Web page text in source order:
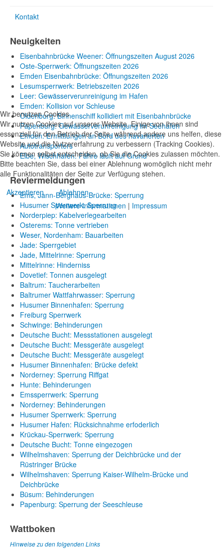
Kontakt
Neuigkeiten
Eisenbahnbrücke Weener: Öffnungszeiten August 2026
Oste-Sperrwerk: Öffnungszeiten 2026
Emden Eisenbahnbrücke: Öffnungszeiten 2026
Lesumsperrwerk: Betriebszeiten 2026
Leer: Gewässerverunreinigung im Hafen
Emden: Kollision vor Schleuse
Oldenburg: Binnenschiff kollidiert mit Eisenbahnbrücke
Papenburg: Gewässerverunreinigung im Seehafen
Emden: Ermittlungen an Bord des havarierten
Autotransporters
Elbe, Wischhafen: Fähre läuft auf Grund
Reviermeldungen
Ems, Jann-Berghaus-Brücke: Sperrung
Husumer Sperrwerk: Sperrung
Norderpiep: Kabelverlegearbeiten
Osterems: Tonne vertrieben
Weser, Nordenham: Bauarbeiten
Jade: Sperrgebiet
Jade, Mittelrinne: Sperrung
Mittelrinne: Hinderniss
Dovetief: Tonnen ausgelegt
Baltrum: Taucherarbeiten
Baltrumer Wattfahrwasser: Sperrung
Husumer Binnenhafen: Sperrung
Freiburg Sperrwerk
Schwinge: Behinderungen
Deutsche Bucht: Messstationen ausgelegt
Deutsche Bucht: Messgeräte ausgelegt
Deutsche Bucht: Messgeräte ausgelegt
Husumer Binnenhafen: Brücke defekt
Norderney: Sperrung Riffgat
Hunte: Behinderungen
Emssperrwerk: Sperrung
Norderney: Behinderungen
Husumer Sperrwerk: Sperrung
Husumer Hafen: Rücksichnahme erfoderlich
Krückau-Sperrwerk: Sperrung
Deutsche Bucht: Tonne eingezogen
Wilhelmshaven: Sperrung der Deichbrücke und der
Rüstringer Brücke
Wilhelmshaven: Sperrung Kaiser-Wilhelm-Brücke und
Deichbrücke
Büsum: Behinderungen
Papenburg: Sperrung der Seeschleuse
Wattboken
Hinweise zu den folgenden Links
Wir benutzen Cookies
Wir nutzen Cookies auf unserer Website. Einige von ihnen sind
essenziell für den Betrieb der Seite, während andere uns helfen, diese
Website und die Nutzererfahrung zu verbessern (Tracking Cookies).
Sie können selbst entscheiden, ob Sie die Cookies zulassen möchten.
Bitte beachten Sie, dass bei einer Ablehnung womöglich nicht mehr
alle Funktionalitäten der Seite zur Verfügung stehen.
Akzeptieren
Ablehnen
Weitere Informationen | Impressum